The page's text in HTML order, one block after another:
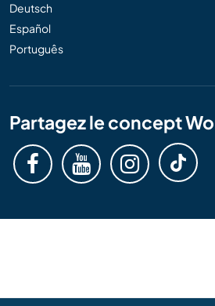
Deutsch
Español
Português
Partagez le concept